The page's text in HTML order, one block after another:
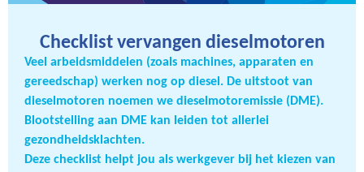
Checklist vervangen dieselmotoren
Veel arbeidsmiddelen (zoals machines, apparaten en
gereedschap) werken nog op diesel. De uitstoot van
dieselmotoren noemen we dieselmotoremissie (DME).
Blootstelling aan DME kan leiden tot allerlei
gezondheidsklachten.
Deze checklist helpt jou als werkgever bij het kiezen van